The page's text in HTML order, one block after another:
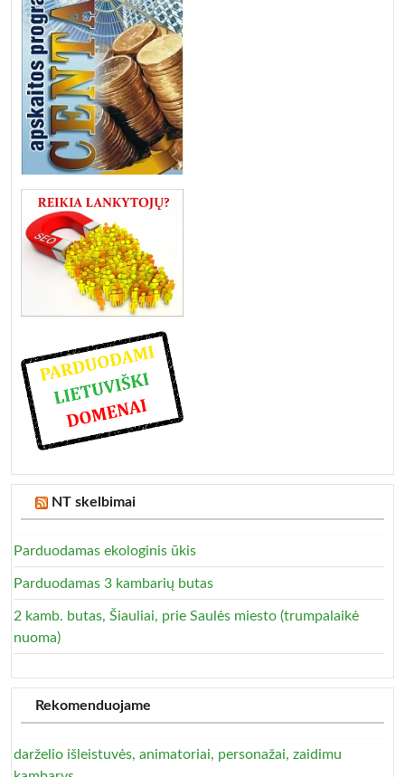
NT skelbimai
Parduodamas ekologinis ūkis
Parduodamas 3 kambarių butas
2 kamb. butas, Šiauliai, prie Saulės miesto (trumpalaikė
nuoma)
Rekomenduojame
darželio išleistuvės, animatoriai, personažai, zaidimu